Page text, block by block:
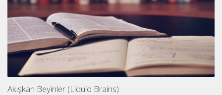
Akışkan Beyinler (Liquid Brains)